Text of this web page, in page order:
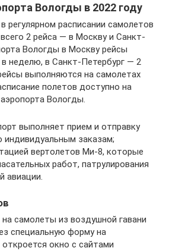
Вологды в 2022 году
регулярном расписании самолетов
2 рейса — в Москву и Санкт-
Вологды в Москву рейсы
неделю, в Санкт-Петербург — 2
выполняются на самолетах
полетов доступно на
Вологды.
выполняет прием и отправку
индивидуальным заказам;
вертолетов Ми-8, которые
работ, патрулирования
авиации.
самолеты из воздушной гавани
специальную форму на
окно с сайтами